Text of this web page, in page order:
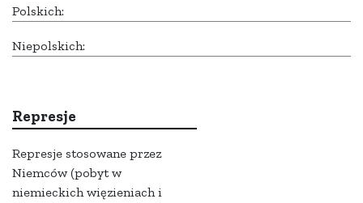
Polskich:
Niepolskich:
Represje
Represje stosowane przez
Niemców (pobyt w
niemieckich więzieniach i